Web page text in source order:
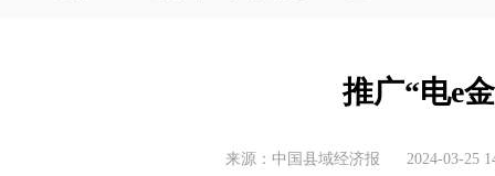
推广“电e
来源：中国县域经济报 2024-03-25